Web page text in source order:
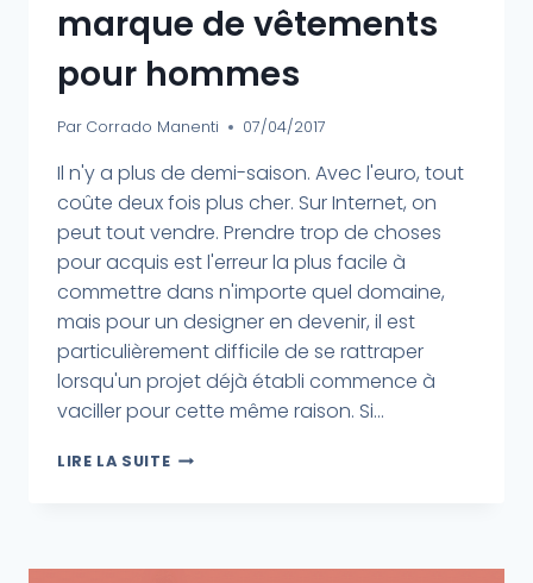
marque de vêtements
pour hommes
Par Corrado Manenti 07/04/2017
Il n'y a plus de demi-saison. Avec l'euro, tout
coûte deux fois plus cher. Sur Internet, on
peut tout vendre. Prendre trop de choses
pour acquis est l'erreur la plus facile à
commettre dans n'importe quel domaine,
mais pour un designer en devenir, il est
particulièrement difficile de se rattraper
lorsqu'un projet déjà établi commence à
vaciller pour cette même raison. Si...
LIRE LA SUITE